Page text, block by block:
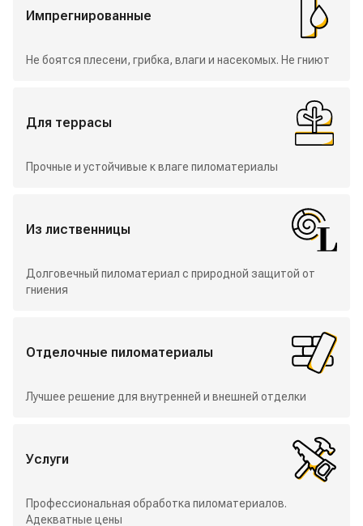
Импрегнированные
Не боятся плесени, грибка, влаги и насекомых. Не гниют
Для террасы
Прочные и устойчивые к влаге пиломатериалы
Из лиственницы
Долговечный пиломатериал с природной защитой от
гниения
Отделочные пиломатериалы
Лучшее решение для внутренней и внешней отделки
Услуги
Профессиональная обработка пиломатериалов.
Адекватные цены